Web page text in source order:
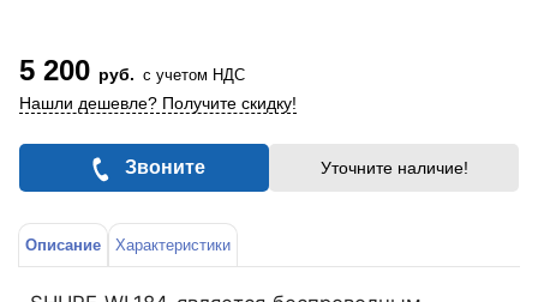
5 200 руб. с учетом НДС
Нашли дешевле? Получите скидку!
Звоните Уточните наличие!
Описание Характеристики